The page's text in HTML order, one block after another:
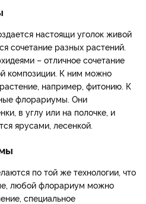
настоящи уголок живой
сочетание разных растений.
– отличное сочетание
композиции. К ним можно
например, фитонию. К
флорариумы. Они
в углу или на полочке, и
ярусами, лесенкой.
по той же технологии, что
любой флорариум можно
специальное